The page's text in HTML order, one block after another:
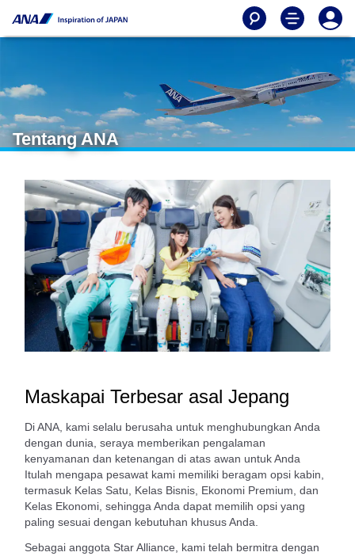
Tentang ANA
Maskapai Terbesar asal Jepang
Di ANA, kami selalu berusaha untuk menghubungkan Anda
dengan dunia, seraya memberikan pengalaman
kenyamanan dan ketenangan di atas awan untuk Anda
Itulah mengapa pesawat kami memiliki beragam opsi kabin,
termasuk Kelas Satu, Kelas Bisnis, Ekonomi Premium, dan
Kelas Ekonomi, sehingga Anda dapat memilih opsi yang
paling sesuai dengan kebutuhan khusus Anda.
Sebagai anggota Star Alliance, kami telah bermitra dengan